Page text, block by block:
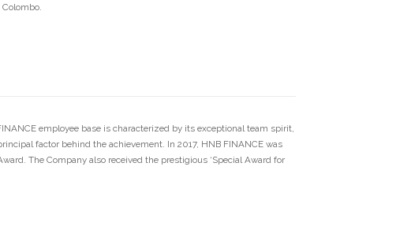
employee base is characterized by its exceptional team spirit,
factor behind the achievement. In 2017, HNB FINANCE was
The Company also received the prestigious ‘Special Award for